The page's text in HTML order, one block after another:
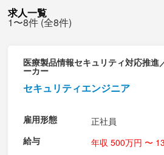
求人一覧
1〜8件 (全8件)
医療製品情報セキュリティ対応推進
ーカー
セキュリティエンジニア
雇用形態
正社員
給与
年収 500万円 〜